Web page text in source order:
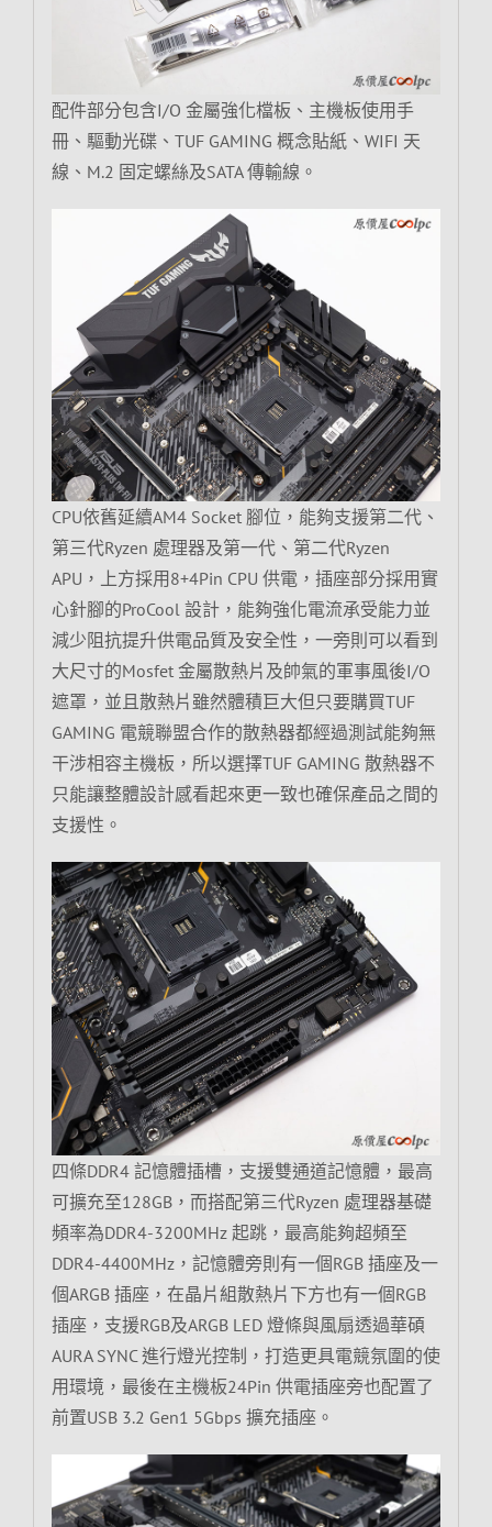
配件部分包含I/O 金屬強化檔板、主機板使用手
冊、驅動光碟、TUF GAMING 概念貼紙、WIFI 天
線、M.2 固定螺絲及SATA 傳輸線。
CPU依舊延續AM4 Socket 腳位，能夠支援第二代、
第三代Ryzen 處理器及第一代、第二代Ryzen
APU，上方採用8+4Pin CPU 供電，插座部分採用實
心針腳的ProCool 設計，能夠強化電流承受能力並
減少阻抗提升供電品質及安全性，一旁則可以看到
大尺寸的Mosfet 金屬散熱片及帥氣的軍事風後I/O
遮罩，並且散熱片雖然體積巨大但只要購買TUF
GAMING 電競聯盟合作的散熱器都經過測試能夠無
干涉相容主機板，所以選擇TUF GAMING 散熱器不
只能讓整體設計感看起來更一致也確保產品之間的
支援性。
四條DDR4 記憶體插槽，支援雙通道記憶體，最高
可擴充至128GB，而搭配第三代Ryzen 處理器基礎
頻率為DDR4-3200MHz 起跳，最高能夠超頻至
DDR4-4400MHz，記憶體旁則有一個RGB 插座及一
個ARGB 插座，在晶片組散熱片下方也有一個RGB
插座，支援RGB及ARGB LED 燈條與風扇透過華碩
AURA SYNC 進行燈光控制，打造更具電競氛圍的使
用環境，最後在主機板24Pin 供電插座旁也配置了
前置USB 3.2 Gen1 5Gbps 擴充插座。